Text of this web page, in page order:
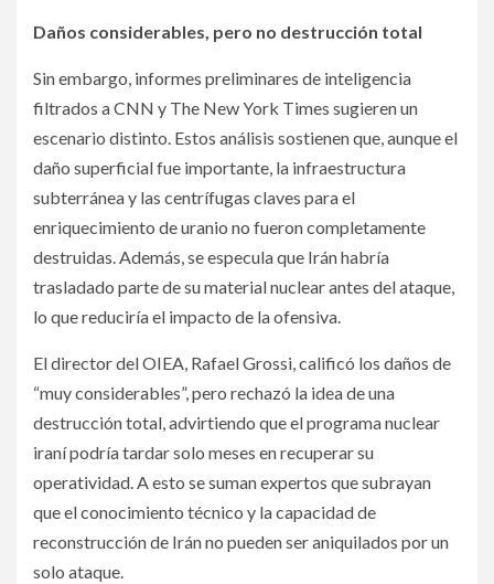
Daños considerables, pero no destrucción total
Sin embargo, informes preliminares de inteligencia
filtrados a CNN y The New York Times sugieren un
escenario distinto. Estos análisis sostienen que, aunque el
daño superficial fue importante, la infraestructura
subterránea y las centrífugas claves para el
enriquecimiento de uranio no fueron completamente
destruidas. Además, se especula que Irán habría
trasladado parte de su material nuclear antes del ataque,
lo que reduciría el impacto de la ofensiva.
El director del OIEA, Rafael Grossi, calificó los daños de
“muy considerables”, pero rechazó la idea de una
destrucción total, advirtiendo que el programa nuclear
iraní podría tardar solo meses en recuperar su
operatividad. A esto se suman expertos que subrayan
que el conocimiento técnico y la capacidad de
reconstrucción de Irán no pueden ser aniquilados por un
solo ataque.